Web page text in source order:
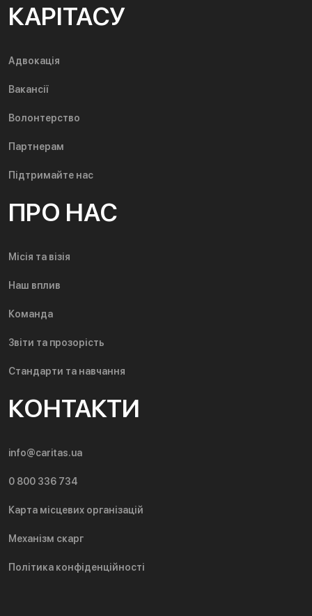
КАРІТАСУ
Адвокація
Вакансії
Волонтерство
Партнерам
Підтримайте нас
ПРО НАС
Місія та візія
Наш вплив
Команда
Звіти та прозорість
Стандарти та навчання
КОНТАКТИ
info@caritas.ua
0 800 336 734
Карта місцевих організацій
Механізм скарг
Політика конфіденційності